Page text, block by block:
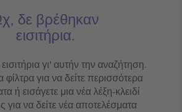
δε βρέθηκαν
εισιτήρια.
γι' αυτήν την αναζήτηση.
φίλτρα για να δείτε περισσότερα
ή εισάγετε μια νέα λέξη-κλειδί
για να δείτε νέα αποτελέσματα